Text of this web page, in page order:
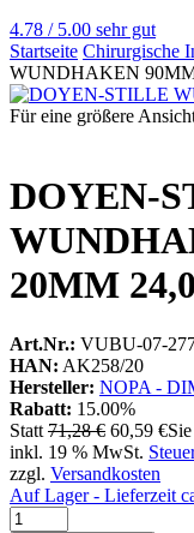
4.78 / 5.00 sehr gut
Startseite Chirurgische
WUNDHAKEN
Für eine größere
DOYEN-
20MM
Art.Nr.: VUBU-07-
HAN: AK258/20
Hersteller: NOPA -
Rabatt: 15.00%
Statt 71,28 € 60,59 €
inkl. 19 % MwSt.
zzgl. Versandkosten
Auf Lager - Lieferzeit